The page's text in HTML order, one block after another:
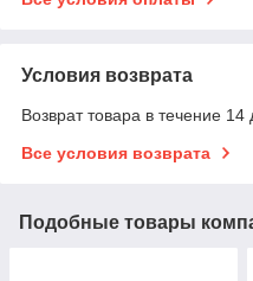
Условия возврата
Возврат товара в течение
Все условия возврата
Подобные товары